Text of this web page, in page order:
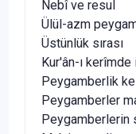
Nebî ve
Ülül-azm
Üstünlük
Kur'ân-ı
Peygamberlik
Peygamberler
Peygamberlerin